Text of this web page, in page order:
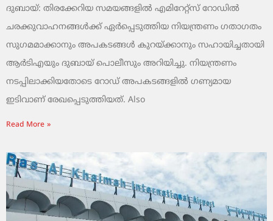
ദുബായ്: തിരക്കേറിയ സമയങ്ങളിൽ എമിറേറ്റ്സ് റോഡിൽ
ചരക്കുവാഹനങ്ങൾക്ക് ഏർപ്പെടുത്തിയ നിയന്ത്രണം ഗതാഗതം
സുഗമമാക്കാനും അപകടങ്ങൾ കുറയ്ക്കാനും സഹായിച്ചതായി
ആർടിഎയും ദുബായ് പൊലീസും അറിയിച്ചു. നിയന്ത്രണം
നടപ്പിലാക്കിയതോടെ റോഡ് അപകടങ്ങളിൽ ഗണ്യമായ
ഇടിവാണ് രേഖപ്പെടുത്തിയത്. Also
Read More »